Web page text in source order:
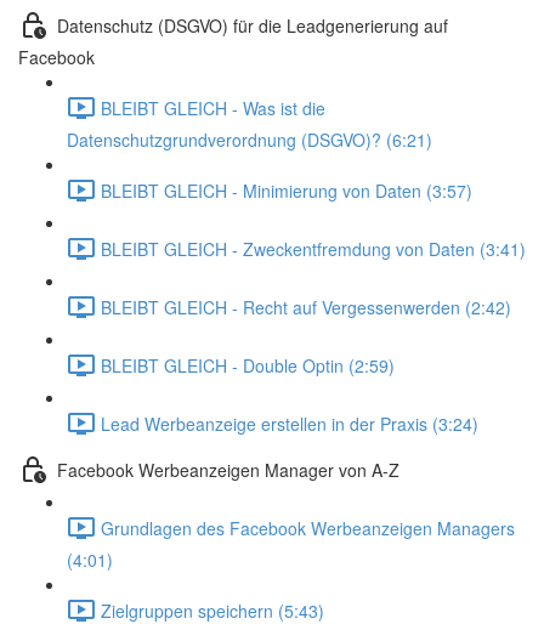
Datenschutz (DSGVO) für die Leadgenerierung auf
Facebook
BLEIBT GLEICH - Was ist die
Datenschutzgrundverordnung (DSGVO)? (6:21)
BLEIBT GLEICH - Minimierung von Daten (3:57)
BLEIBT GLEICH - Zweckentfremdung von Daten (3:41)
BLEIBT GLEICH - Recht auf Vergessenwerden (2:42)
BLEIBT GLEICH - Double Optin (2:59)
Lead Werbeanzeige erstellen in der Praxis (3:24)
Facebook Werbeanzeigen Manager von A-Z
Grundlagen des Facebook Werbeanzeigen Managers
(4:01)
Zielgruppen speichern (5:43)